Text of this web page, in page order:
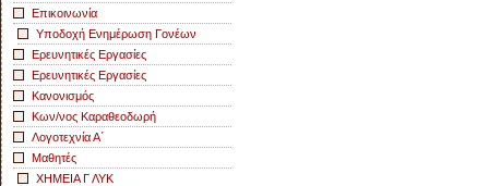
Επικοινωνία
Υποδοχή Ενημέρωση Γονέων
Ερευνητικές Εργασίες
Ερευνητικές Εργασίες
Κανονισμός
Κων/νος Καραθεοδωρή
Λογοτεχνία Α΄
Μαθητές
ΧΗΜΕΙΑ Γ ΛΥΚ